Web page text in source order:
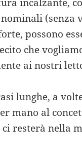
(senza
possono
che
ai nostri
lunghe, a
mano al
resterà nella